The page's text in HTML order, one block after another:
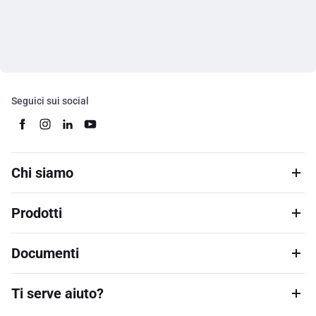
Seguici sui social
Chi siamo
Prodotti
Documenti
Ti serve aiuto?